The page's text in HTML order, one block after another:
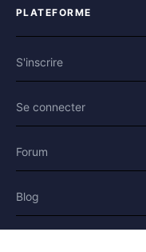
PLATEFORME
S'inscrire
Se connecter
Forum
Blog